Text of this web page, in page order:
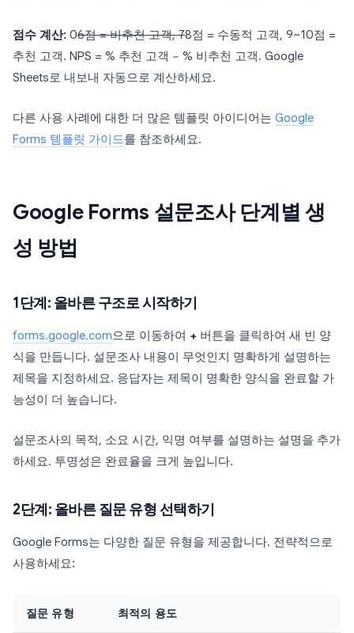
점수 계산: 06점 = 비추천 고객, 78점 = 수동적 고객, 9~10점 =
추천 고객. NPS = % 추천 고객 − % 비추천 고객. Google
Sheets로 내보내 자동으로 계산하세요.
다른 사용 사례에 대한 더 많은 템플릿 아이디어는 Google
Forms 템플릿 가이드를 참조하세요.
Google Forms 설문조사 단계별 생
성 방법
1단계: 올바른 구조로 시작하기
forms.google.com으로 이동하여 + 버튼을 클릭하여 새 빈 양
식을 만듭니다. 설문조사 내용이 무엇인지 명확하게 설명하는
제목을 지정하세요. 응답자는 제목이 명확한 양식을 완료할 가
능성이 더 높습니다.
설문조사의 목적, 소요 시간, 익명 여부를 설명하는 설명을 추가
하세요. 투명성은 완료율을 크게 높입니다.
2단계: 올바른 질문 유형 선택하기
Google Forms는 다양한 질문 유형을 제공합니다. 전략적으로
사용하세요:
질문 유형 최적의 용도